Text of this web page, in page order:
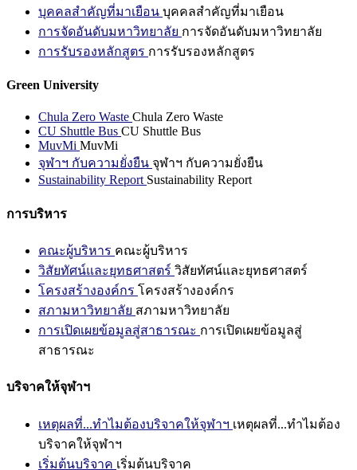
บุคคลสำคัญที่มาเยือน บุคคลสำคัญที่มาเยือน
การจัดอันดับมหาวิทยาลัย การจัดอันดับมหาวิทยาลัย
การรับรองหลักสูตร การรับรองหลักสูตร
Green University
Chula Zero Waste Chula Zero Waste
CU Shuttle Bus CU Shuttle Bus
MuvMi MuvMi
จุฬาฯ กับความยั่งยืน จุฬาฯ กับความยั่งยืน
Sustainability Report Sustainability Report
การบริหาร
คณะผู้บริหาร คณะผู้บริหาร
วิสัยทัศน์และยุทธศาสตร์ วิสัยทัศน์และยุทธศาสตร์
โครงสร้างองค์กร โครงสร้างองค์กร
สภามหาวิทยาลัย สภามหาวิทยาลัย
การเปิดเผยข้อมูลสู่สาธารณะ การเปิดเผยข้อมูลสู่
สาธารณะ
บริจาคให้จุฬาฯ
เหตุผลที่...ทำไมต้องบริจาคให้จุฬาฯ เหตุผลที่...ทำไมต้อง
บริจาคให้จุฬาฯ
เริ่มต้นบริจาค เริ่มต้นบริจาค